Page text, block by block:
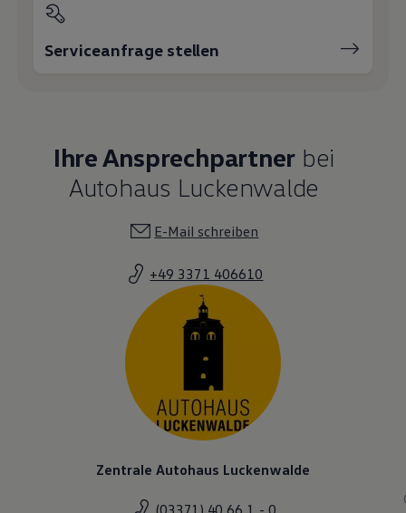
Serviceanfrage stellen
Ihre Ansprechpartner bei
Autohaus Luckenwalde
E-Mail schreiben
+49 3371 406610
Zentrale Autohaus Luckenwalde
(03371) 40 66 1 - 0